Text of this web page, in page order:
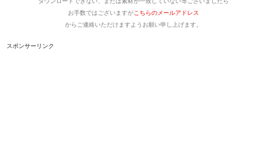
お手数ではございますがこちらのメールアドレス
からご連絡いただけますようお願い申し上げます。
スポンサーリンク